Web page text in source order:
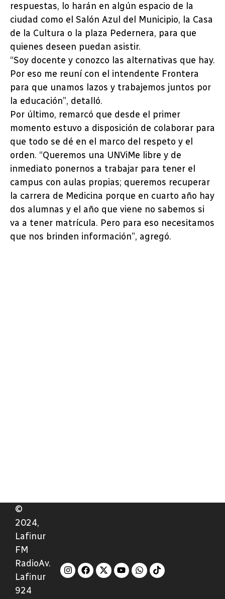
respuestas, lo harán en algún espacio de la
ciudad como el Salón Azul del Municipio, la Casa
de la Cultura o la plaza Pedernera, para que
quienes deseen puedan asistir.
“Soy docente y conozco las alternativas que hay.
Por eso me reuní con el intendente Frontera
para que unamos lazos y trabajemos juntos por
la educación”, detalló.
Por último, remarcó que desde el primer
momento estuvo a disposición de colaborar para
que todo se dé en el marco del respeto y el
orden. “Queremos una UNViMe libre y de
inmediato ponernos a trabajar para tener el
campus con aulas propias; queremos recuperar
la carrera de Medicina porque en cuarto año hay
dos alumnas y el año que viene no sabemos si
va a tener matrícula. Pero para eso necesitamos
que nos brinden información”, agregó.
©
2024,
Lafinur
FM
RadioAv.
Lafinur
924